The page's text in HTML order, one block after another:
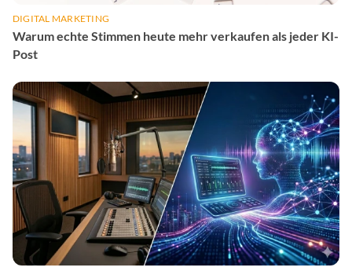
DIGITAL MARKETING
Warum echte Stimmen heute mehr verkaufen als jeder KI-
Post